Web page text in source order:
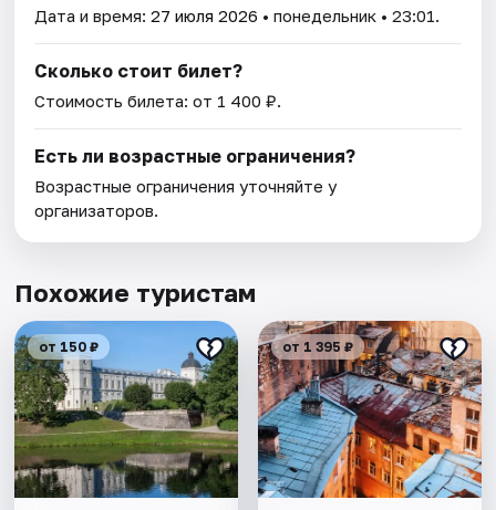
Дата и время:27 июля 2026 • понедельник • 23:01.
Сколько стоит билет?
Стоимость билета: от 1 400 ₽.
Есть ли возрастные ограничения?
Возрастные ограничения уточняйте у
организаторов.
Похожие туристам
от 150 ₽ от 1 395 ₽